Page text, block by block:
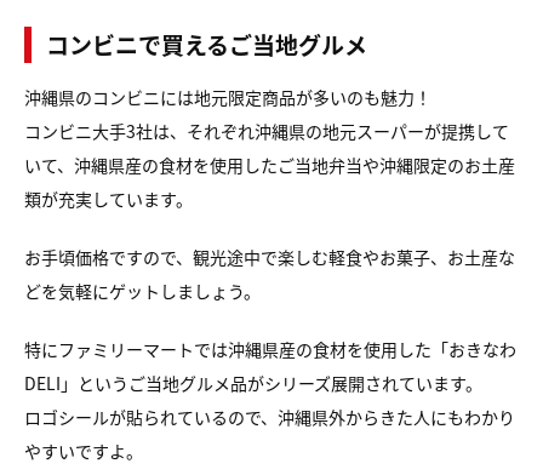
コンビニで買えるご当地グルメ
沖縄県のコンビニには地元限定商品が多いのも魅力！
コンビニ大手3社は、それぞれ沖縄県の地元スーパーが提携して
いて、沖縄県産の食材を使用したご当地弁当や沖縄限定のお土産
類が充実しています。
お手頃価格ですので、観光途中で楽しむ軽食やお菓子、お土産な
どを気軽にゲットしましょう。
特にファミリーマートでは沖縄県産の食材を使用した「おきなわ
DELI」というご当地グルメ品がシリーズ展開されています。
ロゴシールが貼られているので、沖縄県外からきた人にもわかり
やすいですよ。